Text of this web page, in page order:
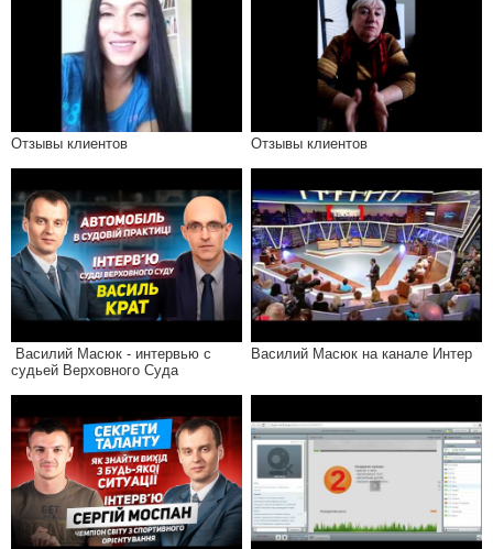
Отзывы клиентов Отзывы клиентов
Василий Масюк - интервью с
судьей Верховного Суда
Василий Масюк на канале Интер